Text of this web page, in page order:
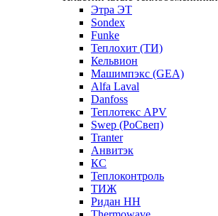
Этра ЭТ
Sondex
Funke
Теплохит (ТИ)
Кельвион
Машимпэкс (GEA)
Alfa Laval
Danfoss
Теплотекс APV
Swep (РоСвеп)
Tranter
Анвитэк
КС
Теплоконтроль
ТИЖ
Ридан НН